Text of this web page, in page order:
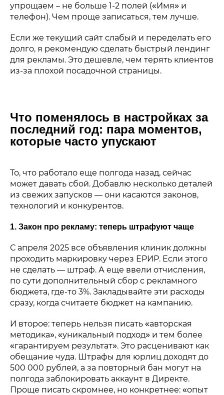
упрощаем – не больше 1-2 полей («Имя» и
телефон). Чем проще записаться, тем лучше.
Если же текущий сайт слабый и переделать его
долго, я рекомендую сделать быстрый лендинг
для рекламы. Это дешевле, чем терять клиентов
из-за плохой посадочной страницы.
Что поменялось в настройках за
последний год: пара моментов,
которые часто упускают
То, что работало еще полгода назад, сейчас
может давать сбой. Добавлю несколько деталей
из свежих запусков — они касаются законов,
технологий и конкурентов.
1. Закон про рекламу: теперь штрафуют чаще
С апреля 2025 все объявления клиник должны
проходить маркировку через ЕРИР. Если этого
не сделать — штраф. А еще ввели отчисления,
по сути дополнительный сбор с рекламного
бюджета, где-то 3%. Закладывайте эти расходы
сразу, когда считаете бюджет на кампанию.
И второе: теперь нельзя писать «авторская
методика», «уникальный подход» и тем более
«гарантируем результат». Это расценивают как
обещание чуда. Штрафы для юрлиц доходят до
500 000 рублей, а за повторный бан могут на
полгода заблокировать аккаунт в Директе.
Проще писать скромнее, но конкретнее: «опыт